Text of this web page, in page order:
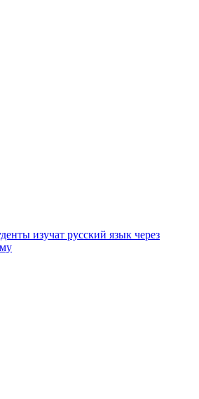
изучат русский язык через